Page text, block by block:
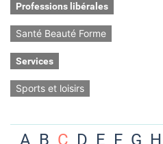
Professions libérales
Santé Beauté Forme
Services
Sports et loisirs
A B C D E F G H